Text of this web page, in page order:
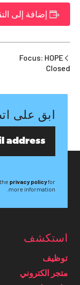
إضافة إلى
Focus: HOPE
Closed
ابق على
privacy policyfor
more information.
استكشف
توظيف
متجر الكتروني